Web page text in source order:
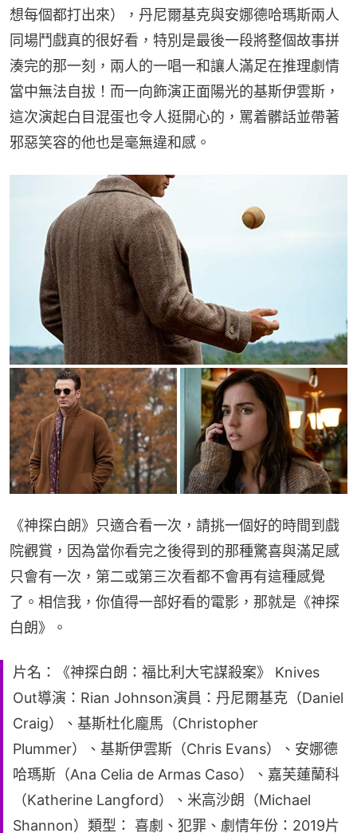
想每個都打出來），丹尼爾基克與安娜德哈瑪斯兩人
同場鬥戲真的很好看，特別是最後一段將整個故事拼
湊完的那一刻，兩人的一唱一和讓人滿足在推理劇情
當中無法自拔！而一向飾演正面陽光的基斯伊雲斯，
這次演起白目混蛋也令人挺開心的，罵着髒話並帶著
邪惡笑容的他也是毫無違和感。
《神探白朗》只適合看一次，請挑一個好的時間到戲
院觀賞，因為當你看完之後得到的那種驚喜與滿足感
只會有一次，第二或第三次看都不會再有這種感覺
了。相信我，你值得一部好看的電影，那就是《神探
白朗》。
片名：《神探白朗：福比利大宅謀殺案》 Knives
Out導演：Rian Johnson演員：丹尼爾基克（Daniel
Craig）、基斯杜化龐馬（Christopher
Plummer）、基斯伊雲斯（Chris Evans）、安娜德
哈瑪斯（Ana Celia de Armas Caso）、嘉芙蓮蘭科
（Katherine Langford）、米高沙朗（Michael
Shannon）類型： 喜劇、犯罪、劇情年份：2019片